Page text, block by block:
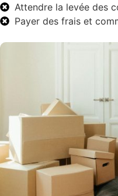
Attendre la levée des
Payer des frais et